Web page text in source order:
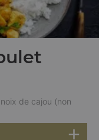
de cajou (non